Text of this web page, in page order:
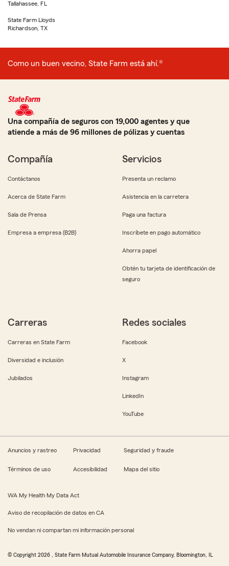
Tallahassee, FL
State Farm Lloyds
Richardson, TX
Como un buen vecino, State Farm está ahí.®
Una compañía de seguros con 19,000 agentes y que
atiende a más de 96 millones de pólizas y cuentas
Compañía
Contáctanos
Acerca de State Farm
Sala de Prensa
Empresa a empresa (B2B)
Servicios
Presenta un reclamo
Asistencia en la carretera
Paga una factura
Inscríbete en pago automático
Ahorra papel
Obtén tu tarjeta de identificación de
seguro
Carreras
Carreras en State Farm
Diversidad e inclusión
Jubilados
Redes sociales
Facebook
X
Instagram
LinkedIn
YouTube
Anuncios y rastreo Privacidad Seguridad y fraude
Términos de uso Accesibilidad Mapa del sitio
WA My Health My Data Act
Aviso de recopilación de datos en CA
No vendan ni compartan mi información personal
© Copyright 2026 , State Farm Mutual Automobile Insurance Company, Bloomington, IL